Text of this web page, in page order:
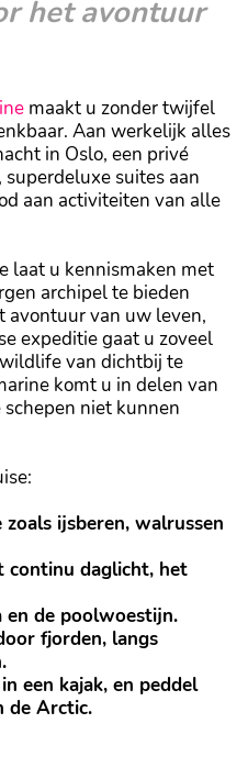
het avontuur
maakt u zonder twijfel
Aan werkelijk alles
in Oslo, een privé
suites aan
aan activiteiten van alle
laat u kennismaken met
archipel te bieden
avontuur van uw leven,
expeditie gaat u zoveel
van dichtbij te
komt u in delen van
niet kunnen
ijsberen, walrussen
continu daglicht, het
en de poolwoestijn.
fjorden, langs
een kajak, en peddel
de Arctic.